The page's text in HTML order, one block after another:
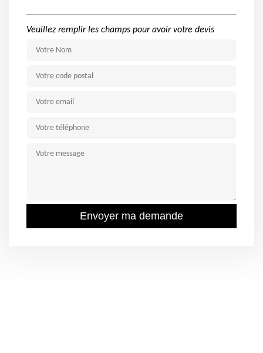
Veuillez remplir les champs pour avoir votre devis